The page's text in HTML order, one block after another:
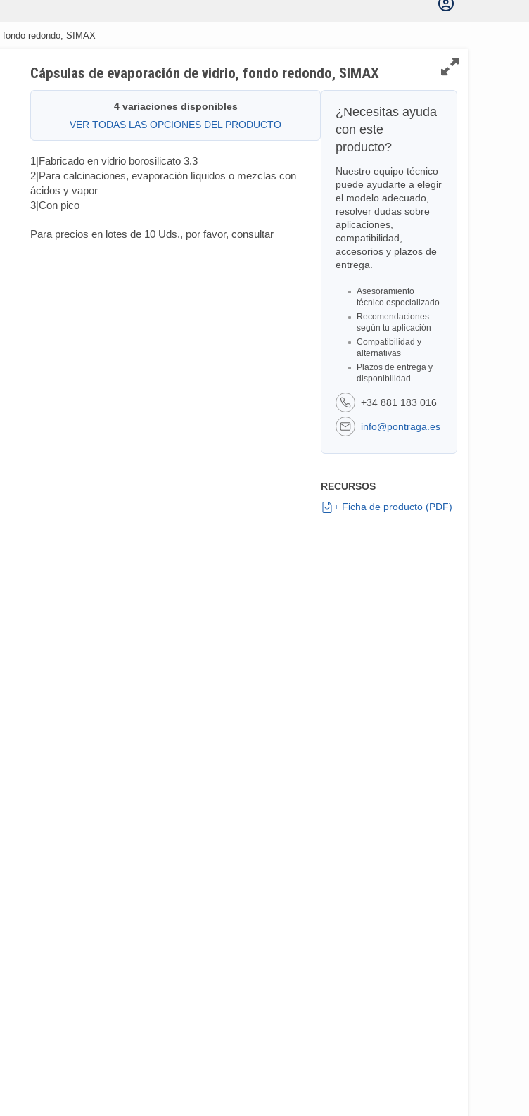
redondo, SIMAX
Cápsulas de evaporación de vidrio, fondo redondo, SIMAX
4 variaciones disponibles
VER TODAS LAS OPCIONES DEL PRODUCTO
1|Fabricado en vidrio borosilicato 3.3
2|Para calcinaciones, evaporación líquidos o mezclas con
ácidos y vapor
3|Con pico
Para precios en lotes de 10 Uds., por favor, consultar
¿Necesitas ayuda
con este
producto?
Nuestro equipo técnico
puede ayudarte a elegir
el modelo adecuado,
resolver dudas sobre
aplicaciones,
compatibilidad,
accesorios y plazos de
entrega.
Asesoramiento
técnico especializado
Recomendaciones
según tu aplicación
Compatibilidad y
alternativas
Plazos de entrega y
disponibilidad
+34 881 183 016
info@pontraga.es
RECURSOS
+ Ficha de producto (PDF)